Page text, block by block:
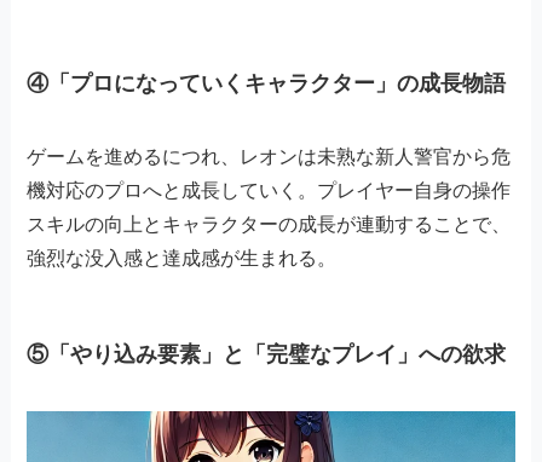
④「プロになっていくキャラクター」の成長物語
ゲームを進めるにつれ、レオンは未熟な新人警官から危
機対応のプロへと成長していく。プレイヤー自身の操作
スキルの向上とキャラクターの成長が連動することで、
強烈な没入感と達成感が生まれる。
⑤「やり込み要素」と「完璧なプレイ」への欲求